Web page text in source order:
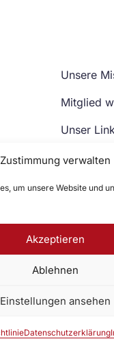
Zustimmung verwalten
um unsere Website und
Akzeptieren
Ablehnen
Einstellungen ansehen
Datenschutzerklärung
Unsere
Mitglied
Unser
Unser
Zur DAV Webseite